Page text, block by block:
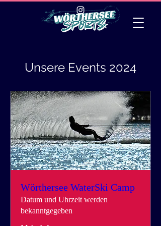
Unsere Events 2024
Wörthersee WaterSki Camp
Datum und Uhrzeit werden
bekanntgegeben